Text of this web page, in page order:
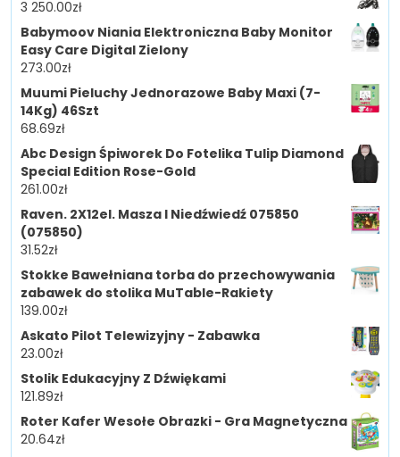
3 250.00zł
Babymoov Niania Elektroniczna Baby Monitor
Easy Care Digital Zielony
273.00zł
Muumi Pieluchy Jednorazowe Baby Maxi (7-
14Kg) 46Szt
68.69zł
Abc Design Śpiworek Do Fotelika Tulip Diamond
Special Edition Rose-Gold
261.00zł
Raven. 2X12el. Masza I Niedźwiedź 075850
(075850)
31.52zł
Stokke Bawełniana torba do przechowywania
zabawek do stolika MuTable-Rakiety
139.00zł
Askato Pilot Telewizyjny - Zabawka
23.00zł
Stolik Edukacyjny Z Dźwiękami
121.89zł
Roter Kafer Wesołe Obrazki - Gra Magnetyczna
20.64zł